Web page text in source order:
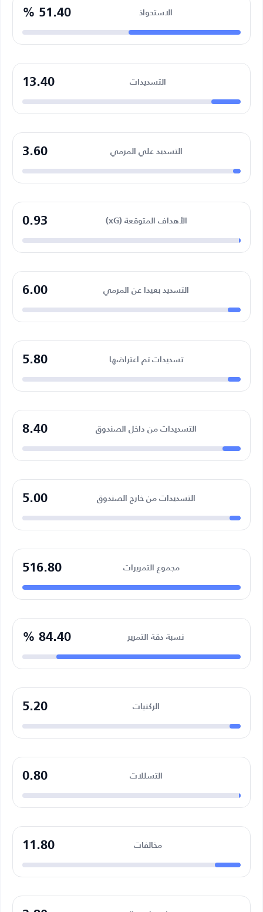
الاستحواذ 51.40 %
التسديدات 13.40
التسديد علي المرمي 3.60
الأهداف المتوقعة (xG) 0.93
التسديد بعيدا عن المرمي 6.00
تسديدات تم اعتراضها 5.80
التسديدات من داخل الصندوق 8.40
التسديدات من خارج الصندوق 5.00
مجموع التمريرات 516.80
نسبة دقة التمرير 84.40 %
الركنيات 5.20
التسللات 0.80
مخالفات 11.80